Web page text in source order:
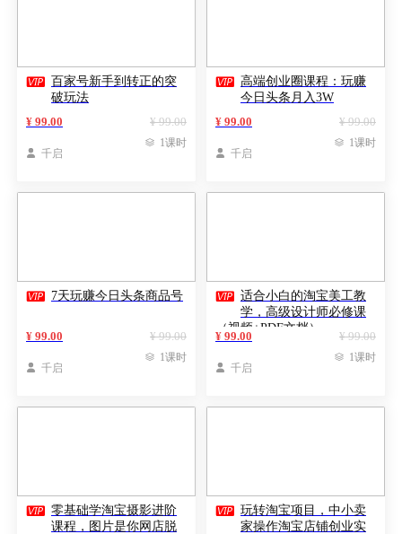
 百家号新手到转正的突
破玩法
¥ 99.00
¥ 99.00
 千启
 1课时
 高端创业圈课程：玩赚
今日头条月入3W
¥ 99.00
¥ 99.00
 千启
 1课时
 7天玩赚今日头条商品号
¥ 99.00
¥ 99.00
 千启
 1课时
 适合小白的淘宝美工教
学，高级设计师必修课
（视频+PDF文档）
¥ 99.00
¥ 99.00
 千启
 1课时
 零基础学淘宝摄影进阶
课程，图片是你网店脱
 玩转淘宝项目，中小卖
家操作淘宝店铺创业实